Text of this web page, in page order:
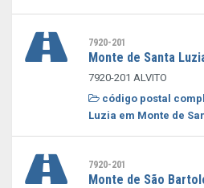
7920-201
Monte de Santa
7920-201 ALVITO
código postal
Luzia em Monte de
7920-201
Monte de São